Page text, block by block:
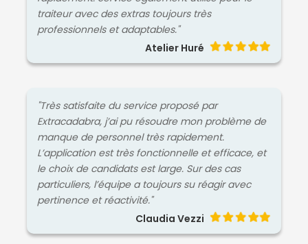
traiteur avec des extras toujours très
professionnels et adaptables."
Atelier Huré
"Très satisfaite du service proposé par
Extracadabra, j’ai pu résoudre mon problème de
manque de personnel très rapidement.
L’application est très fonctionnelle et efficace, et
le choix de candidats est large. Sur des cas
particuliers, l’équipe a toujours su réagir avec
pertinence et réactivité."
Claudia Vezzi